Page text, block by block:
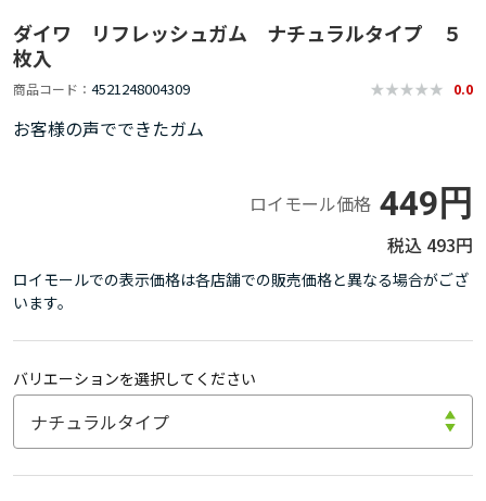
ダイワ リフレッシュガム ナチュラルタイプ ５
枚入
商品コード 4521248004309 0.0
お客様の声でできたガム
ロイモール価格 449円
493円
ロイモールでの表示価格は各店舗での販売価格と異なる場合がござ
います。
バリエーションを選択してください